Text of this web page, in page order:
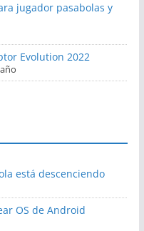
jugador pasabolas y
Evolution 2022
está descenciendo
OS de Android